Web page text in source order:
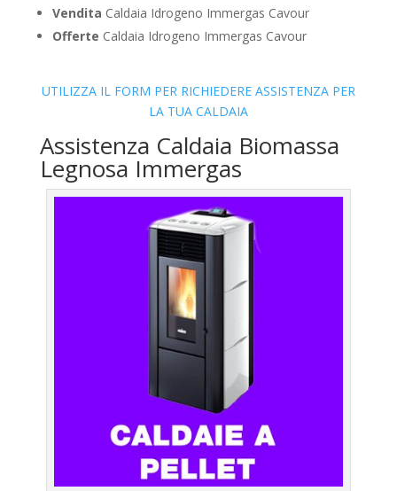
Vendita Caldaia Idrogeno Immergas Cavour
Offerte Caldaia Idrogeno Immergas Cavour
UTILIZZA IL FORM PER RICHIEDERE ASSISTENZA PER
LA TUA CALDAIA
Assistenza Caldaia Biomassa
Legnosa Immergas